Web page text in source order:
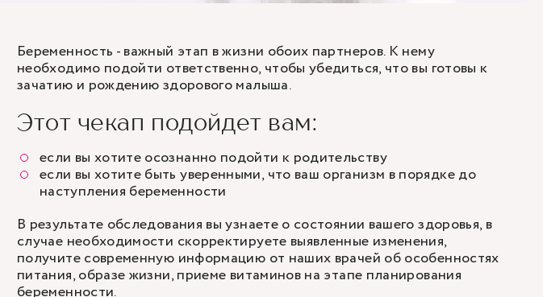
Беременность - важный этап в жизни обоих партнеров. К нему
необходимо подойти ответственно, чтобы убедиться, что вы готовы к
зачатию и рождению здорового малыша.
Этот чекап подойдет вам:
если вы хотите осознанно подойти к родительству
если вы хотите быть уверенными, что ваш организм в порядке до
наступления беременности
В результате обследования вы узнаете о состоянии вашего здоровья, в
случае необходимости скорректируете выявленные изменения,
получите современную информацию от наших врачей об особенностях
питания, образе жизни, приеме витаминов на этапе планирования
беременности.